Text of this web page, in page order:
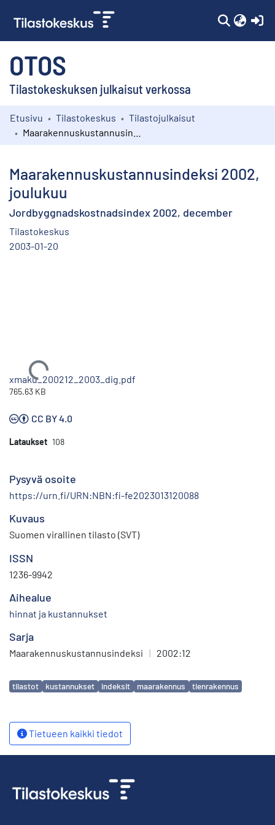
OTOS
Tilastokeskuksen julkaisut verkossa
Kokoelmat
Etusivu Tilastokeskus
Tilastojulkaisut
Maarakennuskustannusindeksi 2002,
joulukuu
Jordbyggnadskostnadsindex 2002, december
Tilastokeskus
2003-01-20
Ladataan...
xmaku_200212_2003_dig.pdf
765.63 KB
CC BY 4.0
Lataukset 108
Pysyvä osoite
https://urn.fi/URN:NBN:fi-fe2023013120088
Kuvaus
Suomen virallinen tilasto (SVT)
ISSN
1236-9942
Aihealue
hinnat ja kustannukset
Sarja
Maarakennuskustannusindeksi | 2002:12
Avainsanat
tilastot kustannukset indeksit maarakennus tienrakennus
Tietueen kaikki tiedot